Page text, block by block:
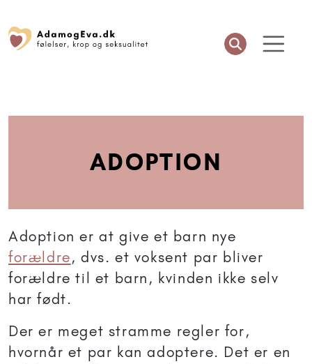
ADOPTION
Adoption er at give et barn nye
forældre, dvs. et voksent par bliver
forældre til et barn, kvinden ikke selv
har født.
Der er meget stramme regler for,
hvornår et par kan adoptere. Det er en